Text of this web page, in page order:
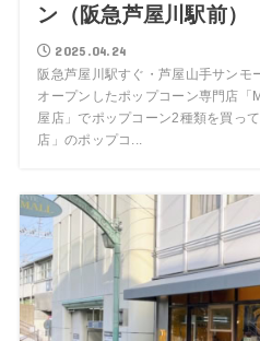
ン（阪急芦屋川駅前）
2025.04.24
阪急芦屋川駅すぐ・芦屋山手サンモ
オープンしたポップコーン専門店「
屋店」でポップコーン2種類を買っ
店」のポップコ...